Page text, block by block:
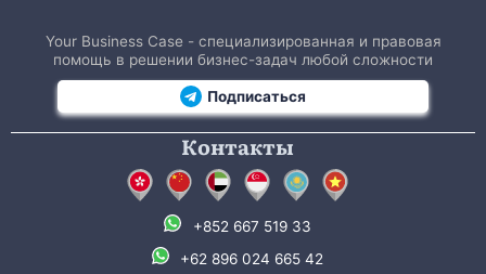
Your Business Case - специализированная и правовая
помощь в решении бизнес-задач любой сложности
Подписаться
Контакты
+852 667 519 33
+62 896 024 665 42